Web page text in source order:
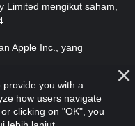
Limited mengikut saham,
Apple Inc., yang
Hak Cipta Terpelihara.
you with a
how users navigate
clicking on "OK", you